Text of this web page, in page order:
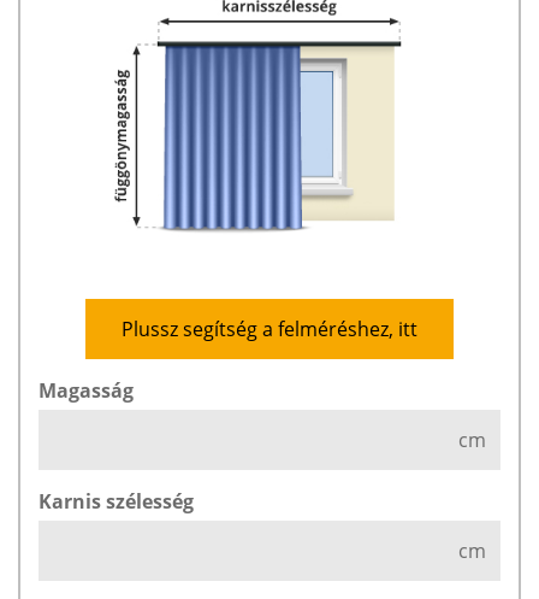
Plussz segítség a felméréshez, itt
Magasság
cm
Karnis szélesség
cm